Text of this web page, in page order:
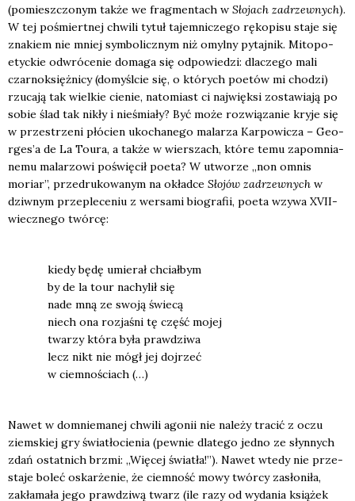
(pomiesz­czo­nym tak­że we frag­men­tach w Sło­jach zadrzew­nych).
W tej pośmiert­nej chwi­li tytuł tajem­ni­cze­go ręko­pi­su sta­je się
zna­kiem nie mniej sym­bo­licz­nym niż omyl­ny pytaj­nik. Mito­po­
etyc­kie odwró­ce­nie doma­ga się odpo­wie­dzi: dla­cze­go mali
czar­no­księż­ni­cy (domy­śl­cie się, o któ­rych poetów mi cho­dzi)
rzu­ca­ją tak wiel­kie cie­nie, nato­miast ci naj­więk­si zosta­wia­ją po
sobie ślad tak nikły i nie­śmia­ły? Być może roz­wią­za­nie kry­je się
w prze­strze­ni płó­cien uko­cha­ne­go mala­rza Kar­po­wi­cza – Geo­
r­ge­s’a de La Toura, a tak­że w wier­szach, któ­re temu zapo­mnia­
ne­mu mala­rzo­wi poświę­cił poeta? W utwo­rze „non omnis
moriar”, prze­dru­ko­wa­nym na okład­ce Sło­jów zadrzew­nych w
dziw­nym prze­ple­ce­niu z wer­sa­mi bio­gra­fii, poeta wzy­wa XVII-
wiecz­ne­go twór­cę:
kie­dy będę umie­rał chciał­bym
by de la tour nachy­lił się
nade mną ze swo­ją świe­cą
niech ona roz­ja­śni tę część mojej
twa­rzy któ­ra była praw­dzi­wa
lecz nikt nie mógł jej doj­rzeć
w ciem­no­ściach (…)
Nawet w domnie­ma­nej chwi­li ago­nii nie nale­ży tra­cić z oczu
ziem­skiej gry świa­tło­cie­nia (pew­nie dla­te­go jed­no ze słyn­nych
zdań ostat­nich brzmi: „Wię­cej świa­tła!”). Nawet wte­dy nie prze­
sta­je boleć oskar­że­nie, że ciem­ność mowy twór­cy zasło­ni­ła,
zakła­ma­ła jego praw­dzi­wą twarz (ile razy od wyda­nia ksią­żek